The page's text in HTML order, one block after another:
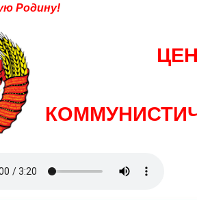
Родину!